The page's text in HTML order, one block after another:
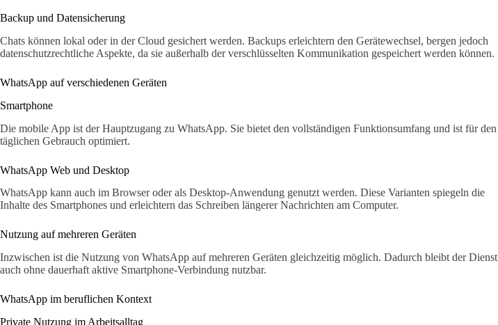
Backup und Datensicherung
Chats können lokal oder in der Cloud gesichert werden. Backups erleichtern den Gerätewechsel, bergen jedoch
datenschutzrechtliche Aspekte, da sie außerhalb der verschlüsselten Kommunikation gespeichert werden können.
WhatsApp auf verschiedenen Geräten
Smartphone
Die mobile App ist der Hauptzugang zu WhatsApp. Sie bietet den vollständigen Funktionsumfang und ist für den
täglichen Gebrauch optimiert.
WhatsApp Web und Desktop
WhatsApp kann auch im Browser oder als Desktop-Anwendung genutzt werden. Diese Varianten spiegeln die
Inhalte des Smartphones und erleichtern das Schreiben längerer Nachrichten am Computer.
Nutzung auf mehreren Geräten
Inzwischen ist die Nutzung von WhatsApp auf mehreren Geräten gleichzeitig möglich. Dadurch bleibt der Dienst
auch ohne dauerhaft aktive Smartphone-Verbindung nutzbar.
WhatsApp im beruflichen Kontext
Private Nutzung im Arbeitsalltag